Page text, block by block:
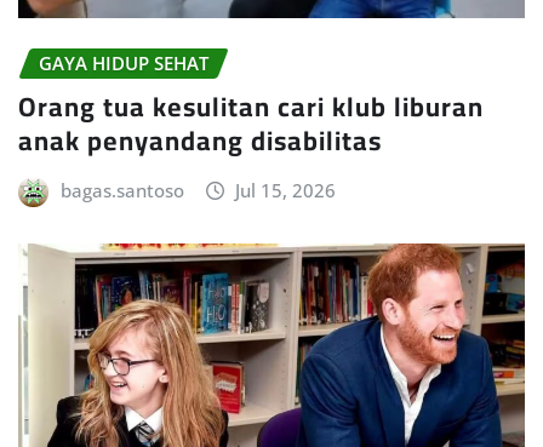
GAYA HIDUP SEHAT
Orang tua kesulitan cari klub liburan
anak penyandang disabilitas
bagas.santoso Jul 15, 2026